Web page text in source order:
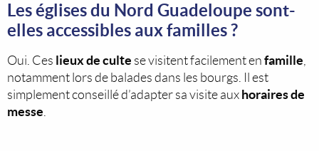
Les églises du Nord Guadeloupe sont-
elles accessibles aux familles ?
Oui. Ces lieux de culte se visitent facilement en famille,
notamment lors de balades dans les bourgs. Il est
simplement conseillé d’adapter sa visite aux horaires de
messe.